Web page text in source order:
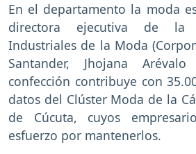
En el departamento la moda
directora ejecutiva de la
Industriales de la Moda
Santander, Jhojana
confección contribuye con
datos del Clúster Moda de la
de Cúcuta, cuyos
esfuerzo por mantenerlos.